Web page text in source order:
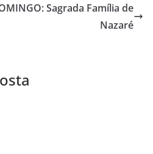
Sagrada Família de
Nazaré